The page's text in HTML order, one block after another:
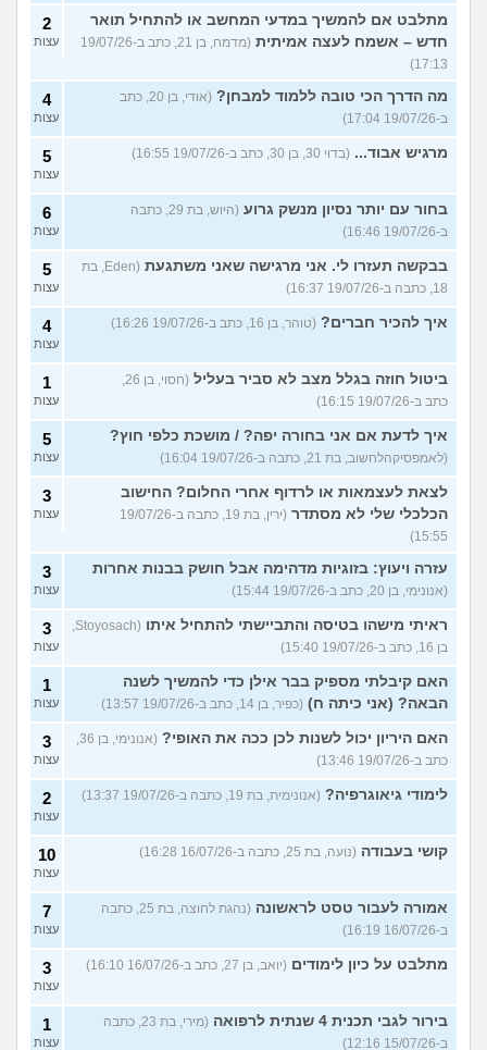
מתלבט אם להמשיך במדעי המחשב או להתחיל תואר
חדש – אשמח לעצה אמיתית
(מדמח, בן 21, כתב ב-19/07/26
17:13)
2
עצות
מה הדרך הכי טובה ללמוד למבחן?
(אודי, בן 20, כתב
ב-19/07/26 17:04)
4
עצות
מרגיש אבוד... (בדוי 30, בן 30, כתב ב-19/07/26 16:55) 5
עצות
בחור עם יותר נסיון מנשק גרוע
(היוש, בת 29, כתבה
ב-19/07/26 16:46)
6
עצות
בבקשה תעזרו לי. אני מרגישה שאני משתגעת
(Eden, בת
18, כתבה ב-19/07/26 16:37)
5
עצות
איך להכיר חברים? (טוהר, בן 16, כתב ב-19/07/26 16:26) 4
עצות
ביטול חוזה בגלל מצב לא סביר בעליל
כתב ב-19/07/26 16:15)
1
עצות
איך לדעת אם אני בחורה יפה? / מושכת כלפי חוץ?
(לאמפסיקהלחשוב, בת 21, כתבה ב-19/07/26 16:04)
5
עצות
לצאת לעצמאות או לרדוף אחרי החלום? החישוב
הכלכלי שלי לא מסתדר
(ירין, בת 19, כתבה ב-19/07/26
15:55)
3
עצות
עזרה ויעוץ: בזוגיות מדהימה אבל חושק בבנות אחרות
(אנונימי, בן 20, כתב ב-19/07/26 15:44)
3
עצות
ראיתי מישהו בטיסה והתביישתי להתחיל איתו
בן 16, כתב ב-19/07/26 15:40)
3
עצות
האם קיבלתי מספיק בבר אילן כדי להמשיך לשנה
הבאה? (אני כיתה ח) (כפיר, בן 14, כתב ב-19/07/26 13:57)
1
עצות
האם היריון יכול לשנות לכן ככה את האופי?
כתב ב-19/07/26 13:46)
3
עצות
לימודי גיאוגרפיה? (אנונימית, בת 19, כתבה ב-19/07/26 13:37) 2
עצות
קושי בעבודה (נועה, בת 25, כתבה ב-16/07/26 16:28) 10
עצות
אמורה לעבור טסט לראשונה
(נהגת לחוצה, בת 25, כתבה
ב-16/07/26 16:19)
7
עצות
מתלבט על כיון לימודים (יואב, בן 27, כתב ב-16/07/26 16:10) 3
עצות
בירור לגבי תכנית 4 שנתית לרפואה
(מירי, בת 23, כתבה
ב-15/07/26 12:16)
1
עצות